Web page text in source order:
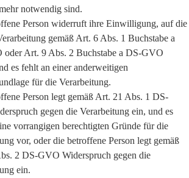
notwendig sind.
Person widerruft ihre Einwilligung, auf die
gemäß Art. 6 Abs. 1 Buchstabe a
oder Art. 9 Abs. 2 Buchstabe a DS-GVO
es fehlt an einer anderweitigen
für die Verarbeitung.
Person legt gemäß Art. 21 Abs. 1 DS-
gegen die Verarbeitung ein, und es
vorrangigen berechtigten Gründe für die
vor, oder die betroffene Person legt gemäß
2 DS-GVO Widerspruch gegen die
ein.